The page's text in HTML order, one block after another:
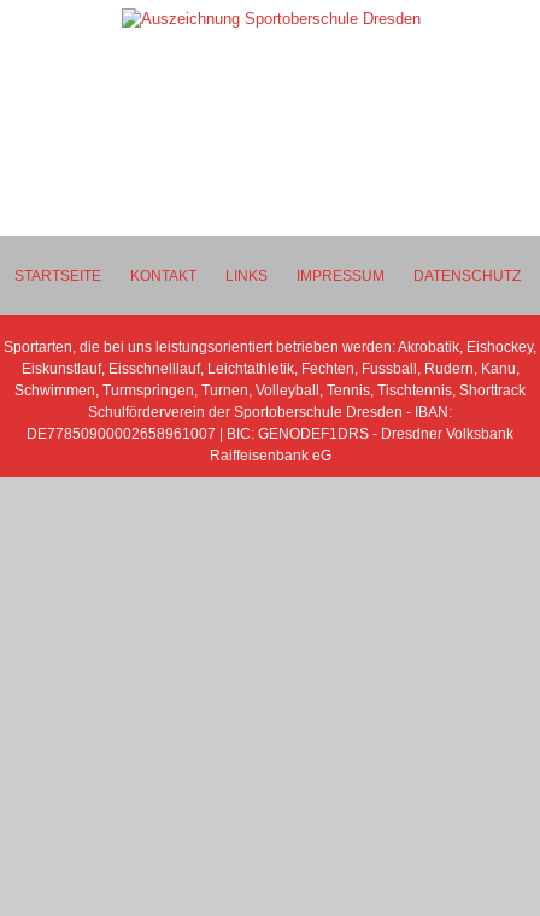
STARTSEITE KONTAKT LINKS IMPRESSUM DATENSCHUTZ
Sportarten, die bei uns leistungsorientiert betrieben werden: Akrobatik, Eishockey,
Eiskunstlauf, Eisschnelllauf, Leichtathletik, Fechten, Fussball, Rudern, Kanu,
Schwimmen, Turmspringen, Turnen, Volleyball, Tennis, Tischtennis, Shorttrack
Schulförderverein der Sportoberschule Dresden - IBAN:
DE77850900002658961007 | BIC: GENODEF1DRS - Dresdner Volksbank
Raiffeisenbank eG